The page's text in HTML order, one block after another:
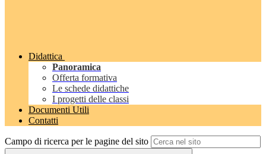
Didattica
Panoramica
Offerta formativa
Le schede didattiche
I progetti delle classi
Documenti Utili
Contatti
Campo di ricerca per le pagine del sito